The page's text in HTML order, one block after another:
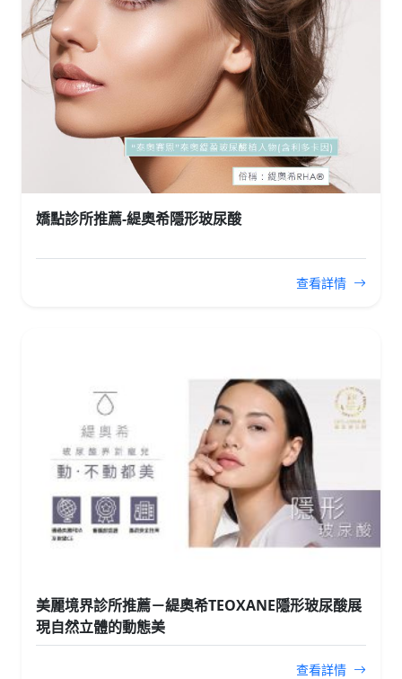
嬌點診所推薦-緹奧希隱形玻尿酸
查看詳情
美麗境界診所推薦－緹奧希TEOXANE隱形玻尿酸展
現自然立體的動態美
查看詳情